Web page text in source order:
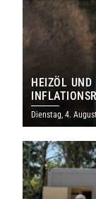
HEIZÖL UND
Dienstag, 4.